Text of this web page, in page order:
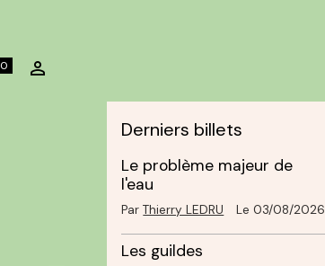
0
Derniers billets
Le problème majeur de
l'eau
ParThierry LEDRU Le 03/08/2026
Les guildes